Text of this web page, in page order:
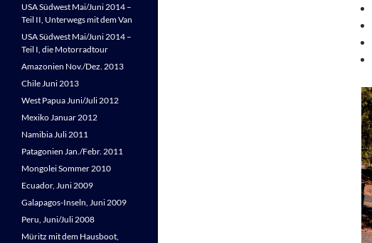
USA Südwest Mai/Juni 2014 –
Teil II, Unterwegs mit dem Van
USA Südwest Mai/Juni 2014 –
Teil I, die Motorradtour
Amazonien Nov./Dez. 2013
Chile Juni 2013
West Papua Juni/Juli 2012
Mexiko Januar 2012
Namibia Juli 2011
Patagonien Jan./Febr. 2011
Mongolei Sommer 2010
Ecuador, Juni 2009
Galapagos-Inseln, Juni 2009
Peru, Juni/Juli 2008
Müritz mit dem Hausboot,